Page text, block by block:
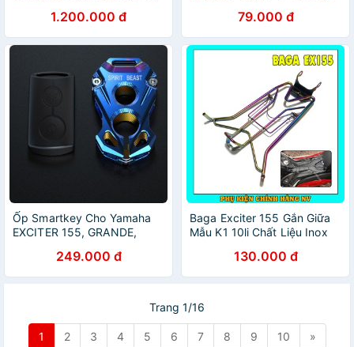
1.200.000 đ 79.000 đ
Ốp Smartkey Cho Yamaha
EXCITER 155, GRANDE,
( 𝐒𝐩𝐢𝐫𝐢𝐭 𝐁𝐞𝐚𝐬𝐭 𝐂𝐡𝐢́𝐧𝐡 𝐇𝐚̃𝐧𝐠 )
249.000 đ
Baga Exciter 155 Gắn Giữa
Mẫu K1 10li Chất Liệu Inox
130.000 đ
Trang 1/16
1 2 3 4 5 6 7 8 9 10 »